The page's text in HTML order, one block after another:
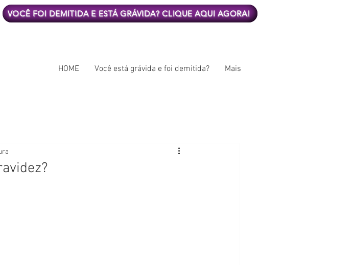
VOCÊ FOI DEMITIDA E ESTÁ GRÁVIDA? CLIQUE AQUI AGORA!
HOME Você está grávida e foi demitida? Mais